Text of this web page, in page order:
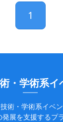
1
・学術系
術・学術系イベン
発展を支援するプ